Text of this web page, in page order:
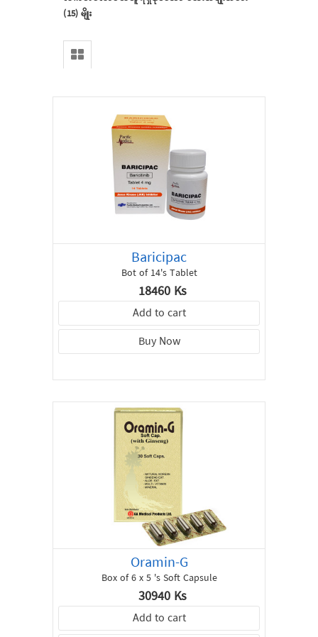
(15) မျိုး
Baricipac
Bot of 14's Tablet
18460 Ks
Add to cart
Buy Now
Oramin-G
Box of 6 x 5 's Soft Capsule
30940 Ks
Add to cart